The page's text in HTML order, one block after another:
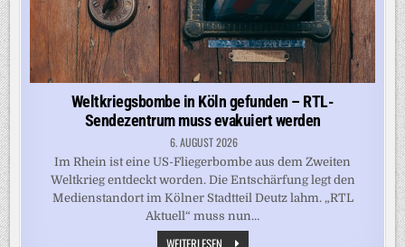
Weltkriegsbombe in Köln gefunden – RTL-
Sendezentrum muss evakuiert werden
6. AUGUST 2026
Im Rhein ist eine US-Fliegerbombe aus dem Zweiten
Weltkrieg entdeckt worden. Die Entschärfung legt den
Medienstandort im Kölner Stadtteil Deutz lahm. „RTL
Aktuell“ muss nun…
WELTKRIEGSBOMBE